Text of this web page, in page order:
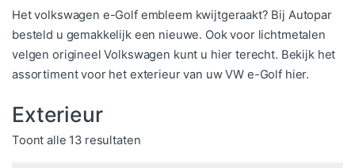
Het volkswagen e-Golf embleem kwijtgeraakt? Bij Autopar
besteld u gemakkelijk een nieuwe. Ook voor lichtmetalen
velgen origineel Volkswagen kunt u hier terecht. Bekijk het
assortiment voor het exterieur van uw VW e-Golf hier.
Exterieur
Toont alle 13 resultatenGesorteerd op populariteit